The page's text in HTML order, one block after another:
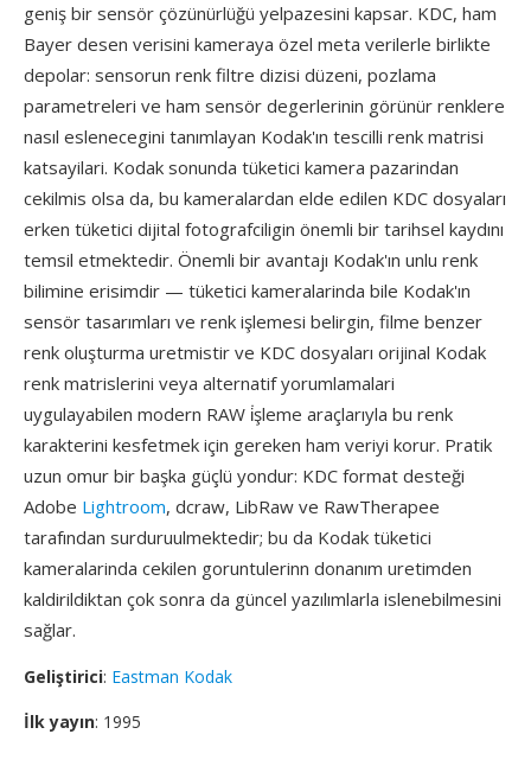
geniş bir sensör çözünürlüğü yelpazesini kapsar. KDC, ham
Bayer desen verisini kameraya özel meta verilerle birlikte
depolar: sensorun renk filtre dizisi düzeni, pozlama
parametreleri ve ham sensör degerlerinin görünür renklere
nasıl eslenecegini tanımlayan Kodak'ın tescilli renk matrisi
katsayilari. Kodak sonunda tüketici kamera pazarindan
cekilmis olsa da, bu kameralardan elde edilen KDC dosyaları
erken tüketici dijital fotografciligin önemli bir tarihsel kaydını
temsil etmektedir. Önemli bir avantajı Kodak'ın unlu renk
bilimine erisimdir — tüketici kameralarinda bile Kodak'ın
sensör tasarımları ve renk işlemesi belirgin, filme benzer
renk oluşturma uretmistir ve KDC dosyaları orijinal Kodak
renk matrislerini veya alternatif yorumlamalari
uygulayabilen modern RAW i̇şleme araçlarıyla bu renk
karakterini kesfetmek için gereken ham veriyi korur. Pratik
uzun omur bir başka güçlü yondur: KDC format desteği
Adobe Lightroom, dcraw, LibRaw ve RawTherapee
tarafından surduruulmektedir; bu da Kodak tüketici
kameralarinda cekilen goruntulerinn donanım uretimden
kaldirildiktan çok sonra da güncel yazılımlarla islenebilmesini
sağlar.
Geliştirici: Eastman Kodak
İlk yayın: 1995